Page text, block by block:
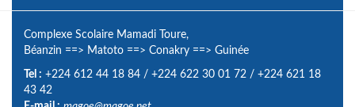
Complexe Scolaire Mamadi Toure,
Béanzin ==> Matoto ==> Conakry ==> Guinée
Tel : +224 612 44 18 84 / +224 622 30 01 72 / +224 621 18
43 42